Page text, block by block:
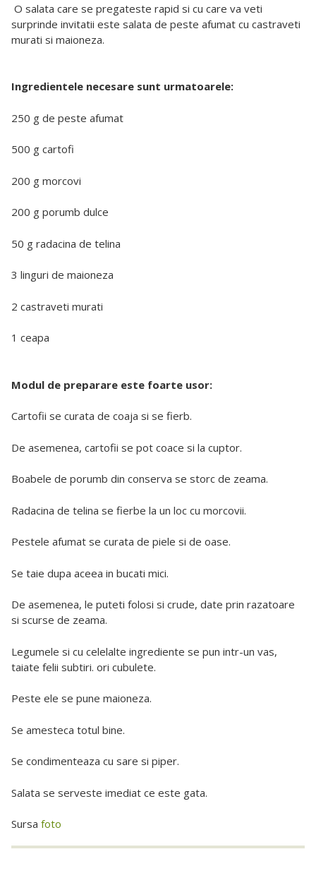
O salata care se pregateste rapid si cu care va veti
surprinde invitatii este salata de peste afumat cu castraveti
murati si maioneza.
Ingredientele necesare sunt urmatoarele:
250 g de peste afumat
500 g cartofi
200 g morcovi
200 g porumb dulce
50 g radacina de telina
3 linguri de maioneza
2 castraveti murati
1 ceapa
Modul de preparare este foarte usor:
Cartofii se curata de coaja si se fierb.
De asemenea, cartofii se pot coace si la cuptor.
Boabele de porumb din conserva se storc de zeama.
Radacina de telina se fierbe la un loc cu morcovii.
Pestele afumat se curata de piele si de oase.
Se taie dupa aceea in bucati mici.
De asemenea, le puteti folosi si crude, date prin razatoare
si scurse de zeama.
Legumele si cu celelalte ingrediente se pun intr-un vas,
taiate felii subtiri. ori cubulete.
Peste ele se pune maioneza.
Se amesteca totul bine.
Se condimenteaza cu sare si piper.
Salata se serveste imediat ce este gata.
Sursa foto